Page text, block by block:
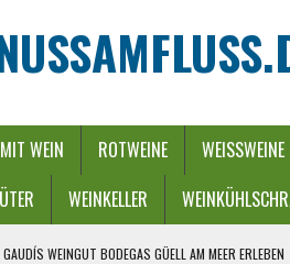
WEIN ROTWEINE WEISSWEINE
WEINKELLER
GAUDÍS WEINGUT BODEGAS GÜELL AM MEER ERLEBEN